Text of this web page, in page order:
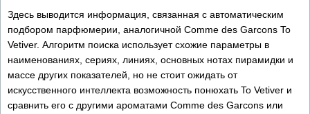
Здесь выводится информация, связанная с автоматическим
подбором парфюмерии, аналогичной Comme des Garcons To
Vetiver. Алгоритм поиска использует схожие параметры в
наименованиях, сериях, линиях, основных нотах пирамидки и
массе других показателей, но не стоит ожидать от
искусственного интеллекта возможность понюхать To Vetiver и
сравнить его с другими ароматами Comme des Garcons или